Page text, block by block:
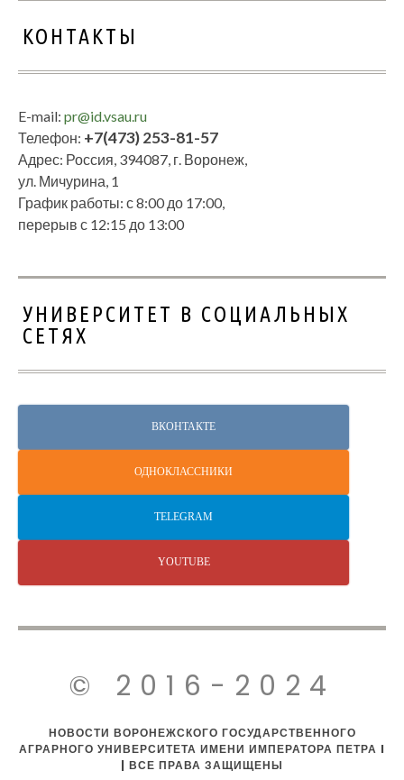
КОНТАКТЫ
E-mail: pr@id.vsau.ru
Телефон: +7(473) 253-81-57
Адрес: Россия, 394087, г. Воронеж,
ул. Мичурина, 1
График работы: с 8:00 до 17:00,
перерыв с 12:15 до 13:00
УНИВЕРСИТЕТ В СОЦИАЛЬНЫХ
СЕТЯХ
ВКОНТАКТЕ
ОДНОКЛАССНИКИ
TELEGRAM
YOUTUBE
© 2016-2024
НОВОСТИ ВОРОНЕЖСКОГО ГОСУДАРСТВЕННОГО
АГРАРНОГО УНИВЕРСИТЕТА ИМЕНИ ИМПЕРАТОРА ПЕТРА I
| ВСЕ ПРАВА ЗАЩИЩЕНЫ